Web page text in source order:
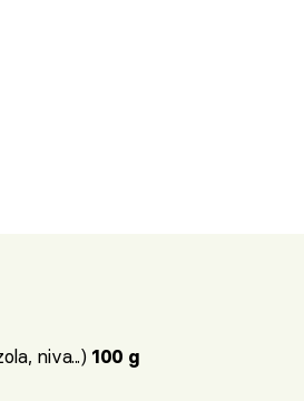
niva...) 100 g